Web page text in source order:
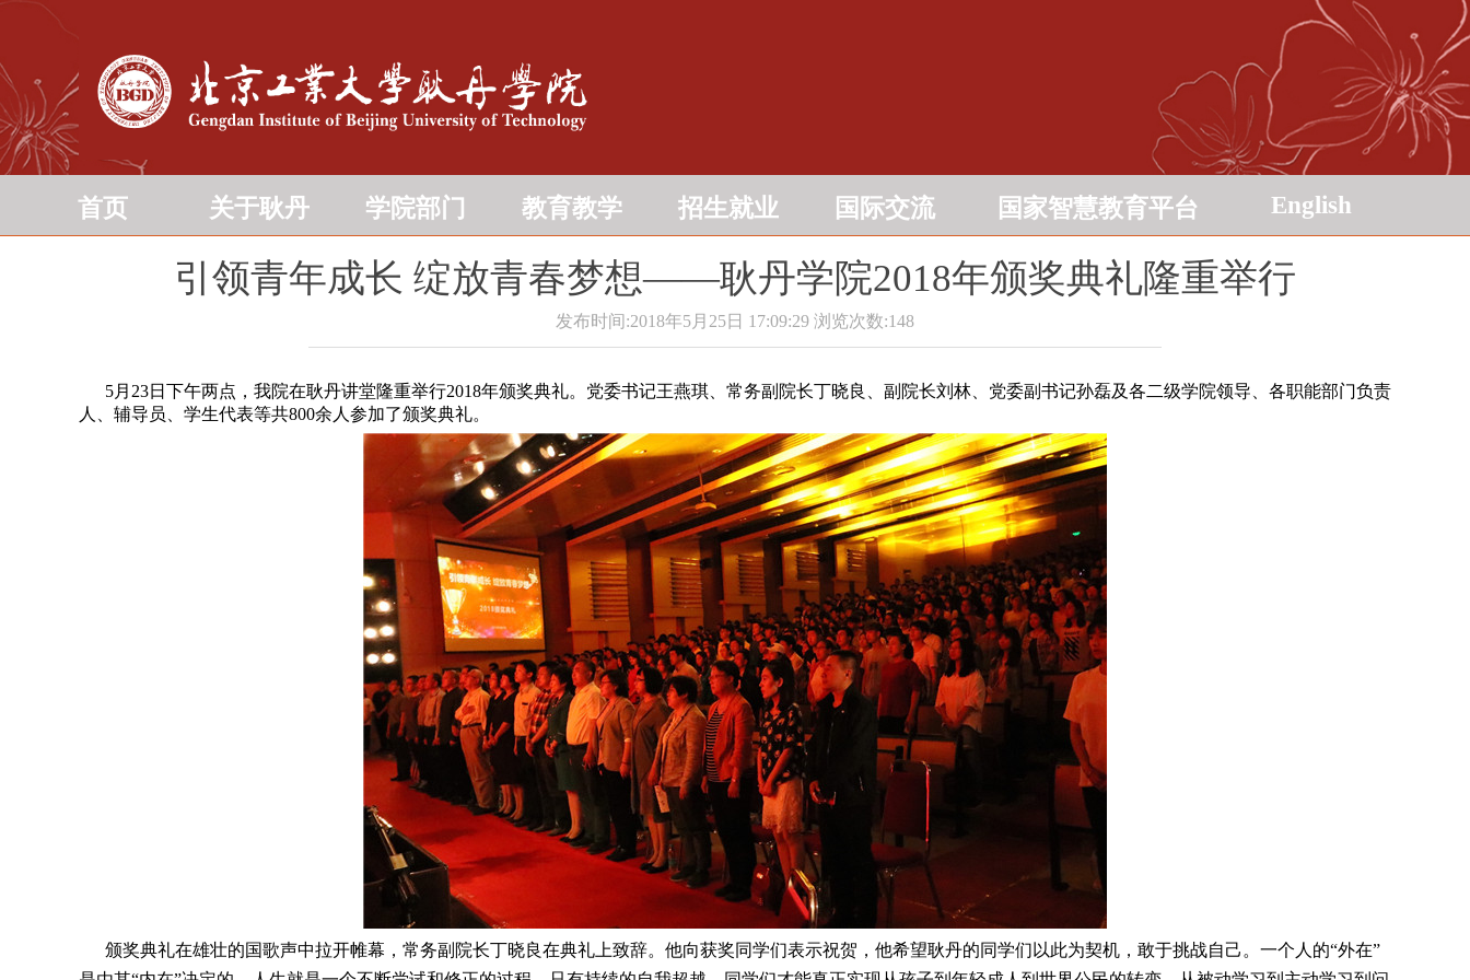
首页 关于耿丹 学院部门 教育教学 招生就业 国际交流 国家智慧教育平台 English
引领青年成长 绽放青春梦想――耿丹学院2018年颁奖典礼隆重举行
发布时间:2018年5月25日 17:09:29 浏览次数:148
5月23日下午两点，我院在耿丹讲堂隆重举行2018年颁奖典礼。党委书记王燕琪、常务副院长丁晓良、副院长刘林、党委副书记孙磊及各二级学院领导、各职能部门负责
人、辅导员、学生代表等共800余人参加了颁奖典礼。
颁奖典礼在雄壮的国歌声中拉开帷幕，常务副院长丁晓良在典礼上致辞。他向获奖同学们表示祝贺，他希望耿丹的同学们以此为契机，敢于挑战自己。一个人的“外在”